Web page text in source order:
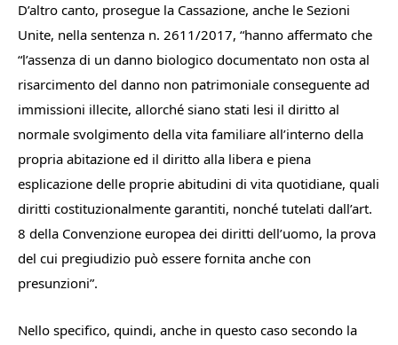
D’altro canto, prosegue la Cassazione, anche le Sezioni
Unite, nella sentenza n. 2611/2017, “hanno affermato che
“l’assenza di un danno biologico documentato non osta al
risarcimento del danno non patrimoniale conseguente ad
immissioni illecite, allorché siano stati lesi il diritto al
normale svolgimento della vita familiare all’interno della
propria abitazione ed il diritto alla libera e piena
esplicazione delle proprie abitudini di vita quotidiane, quali
diritti costituzionalmente garantiti, nonché tutelati dall’art.
8 della Convenzione europea dei diritti dell’uomo, la prova
del cui pregiudizio può essere fornita anche con
presunzioni”.
Nello specifico, quindi, anche in questo caso secondo la